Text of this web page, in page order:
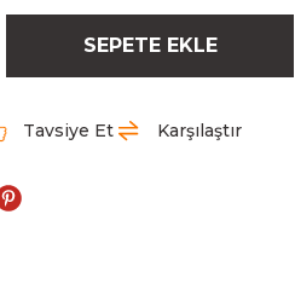
SEPETE EKLE
Tavsiye Et Karşılaştır